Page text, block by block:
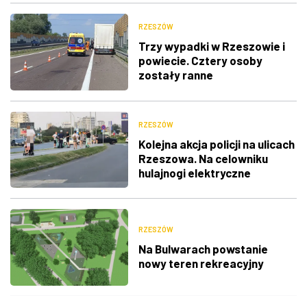
RZESZÓW
Trzy wypadki w Rzeszowie i
powiecie. Cztery osoby
zostały ranne
RZESZÓW
Kolejna akcja policji na ulicach
Rzeszowa. Na celowniku
hulajnogi elektryczne
RZESZÓW
Na Bulwarach powstanie
nowy teren rekreacyjny